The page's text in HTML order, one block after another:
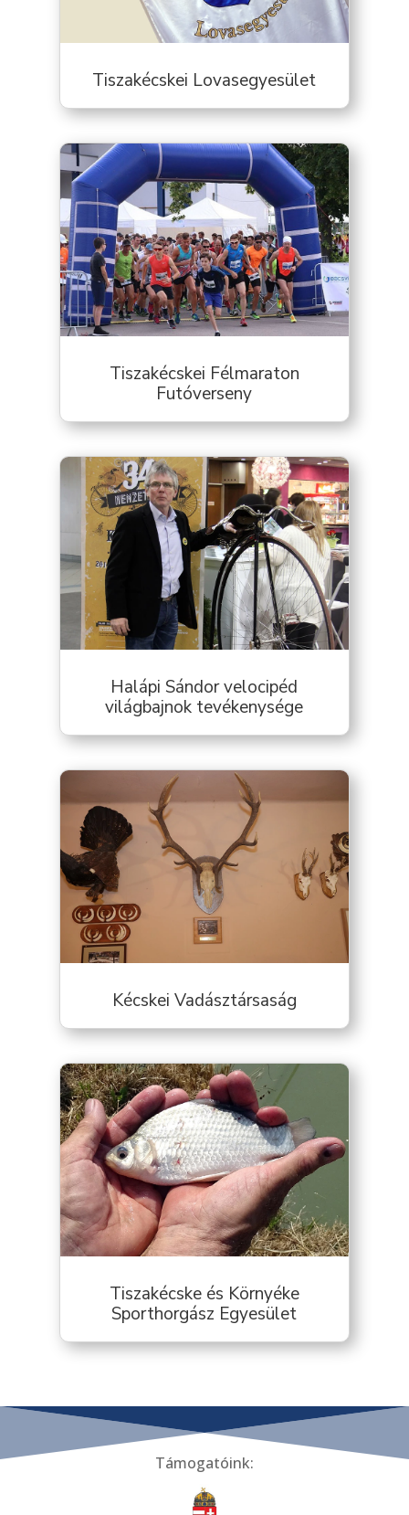
Tiszakécskei Lovasegyesület
Tiszakécskei Félmaraton
Futóverseny
Halápi Sándor velocipéd
világbajnok tevékenysége
Kécskei Vadásztársaság
Tiszakécske és Környéke
Sporthorgász Egyesület
Támogatóink: